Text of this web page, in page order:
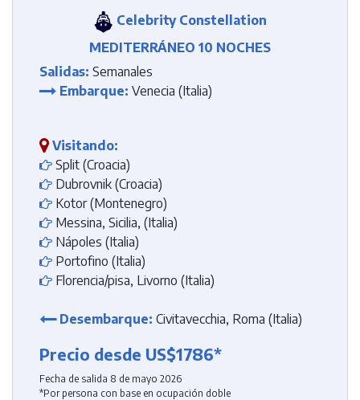
Celebrity Constellation
MEDITERRÁNEO 10 NOCHES
Salidas: Semanales
Embarque: Venecia (Italia)
Visitando:
Split (Croacia)
Dubrovnik (Croacia)
Kotor (Montenegro)
Messina, Sicilia, (Italia)
Nápoles (Italia)
Portofino (Italia)
Florencia/pisa, Livorno (Italia)
Desembarque: Civitavecchia, Roma (Italia)
Precio desde US$1786*
Fecha de salida 8 de mayo 2026
*Por persona con base en ocupación doble